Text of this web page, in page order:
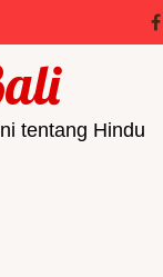
tentang Hindu